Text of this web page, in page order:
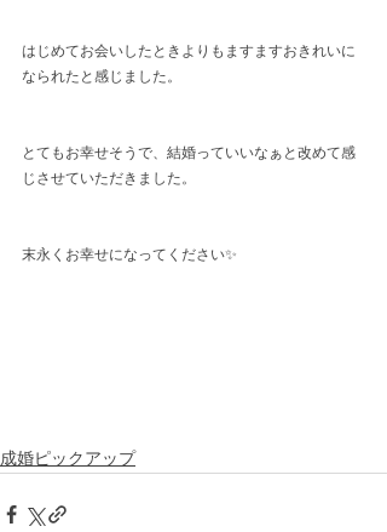
はじめてお会いしたときよりもますますおきれいに
なられたと感じました。
とてもお幸せそうで、結婚っていいなぁと改めて感
じさせていただきました。
末永くお幸せになってください✨
成婚ピックアップ